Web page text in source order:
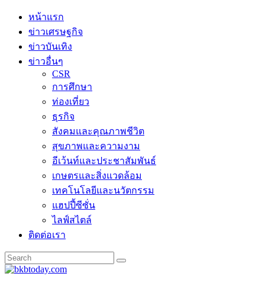
Skip
content
หน้าแรก
ข่าวเศรษฐกิจ
ข่าวบันเทิง
ข่าวอื่นๆ
CSR
การศึกษา
ท่องเที่ยว
ธุรกิจ
สังคมและคุณภาพชีวิต
สุขภาพและความงาม
อีเว้นท์และประชาสัมพันธ์
เกษตรและสิ่งแวดล้อม
เทคโนโลยีและนวัตกรรม
แฮปปี้ซีซั่น
ไลฟ์สไตล์
ติดต่อเรา